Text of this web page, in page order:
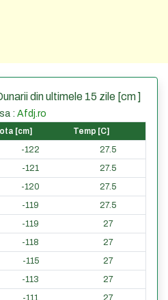
din ultimele 15 zile [cm ]
: Afdj.ro
[cm]
Temp [C]
-122
27.5
-121
27.5
-120
27.5
-119
27.5
-119
27
-118
27
-115
27
-113
27
-111
27